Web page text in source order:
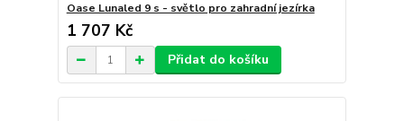
Oase Lunaled 9 s - světlo pro zahradní jezírka
1 707 Kč
Přidat do košíku